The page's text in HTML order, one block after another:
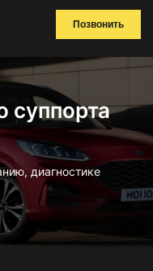
Позвонить
суппорта
диагностике